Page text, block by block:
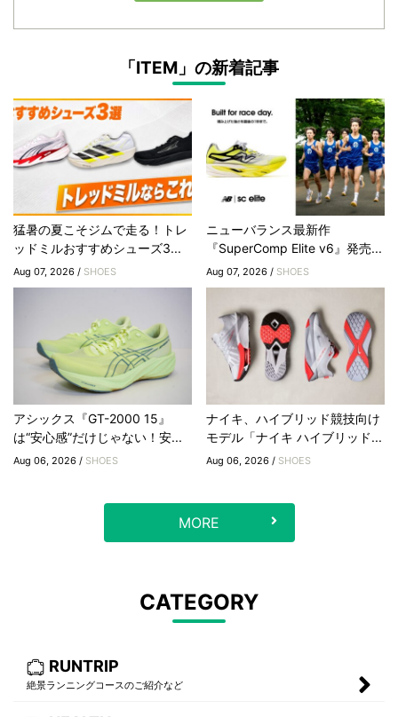
「ITEM」の新着記事
猛暑の夏こそジムで走る！トレ
ッドミルおすすめシューズ3...
Aug 07, 2026 / SHOES
ニューバランス最新作
『SuperComp Elite v6』発売...
Aug 07, 2026 / SHOES
アシックス『GT-2000 15』
は“安心感”だけじゃない！安...
Aug 06, 2026 / SHOES
ナイキ、ハイブリッド競技向け
モデル「ナイキ ハイブリッド...
Aug 06, 2026 / SHOES
MORE
CATEGORY
RUNTRIP
絶景ランニングコースのご紹介など